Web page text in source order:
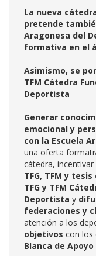
La nueva
pretende
Aragonesa del
formativa en el
Asimismo, se
TFM Cátedra
Deportista
Generar
emocional y
con la Escuela
una oferta
cátedra, incentivar
TFG, TFM y
TFG y TFM
Deportista y
federaciones y
atención a los
objetivos con los
Blanca de